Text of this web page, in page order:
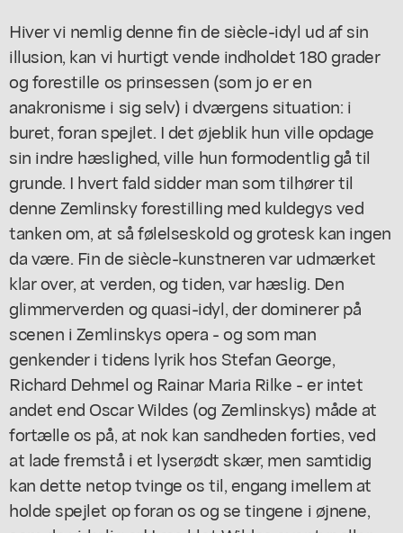
Hiver vi nemlig denne fin de siècle-idyl ud af sin
illusion, kan vi hurtigt vende indholdet 180 grader
og forestille os prinsessen (som jo er en
anakronisme i sig selv) i dværgens situation: i
buret, foran spejlet. I det øjeblik hun ville opdage
sin indre hæslighed, ville hun formodentlig gå til
grunde. I hvert fald sidder man som tilhører til
denne Zemlinsky forestilling med kuldegys ved
tanken om, at så følelseskold og grotesk kan ingen
da være. Fin de siècle-kunstneren var udmærket
klar over, at verden, og tiden, var hæslig. Den
glimmerverden og quasi-idyl, der dominerer på
scenen i Zemlinskys opera - og som man
genkender i tidens lyrik hos Stefan George,
Richard Dehmel og Rainar Maria Rilke - er intet
andet end Oscar Wildes (og Zemlinskys) måde at
fortælle os på, at nok kan sandheden forties, ved
at lade fremstå i et lyserødt skær, men samtidig
kan dette netop tvinge os til, engang imellem at
holde spejlet op foran os og se tingene i øjnene,